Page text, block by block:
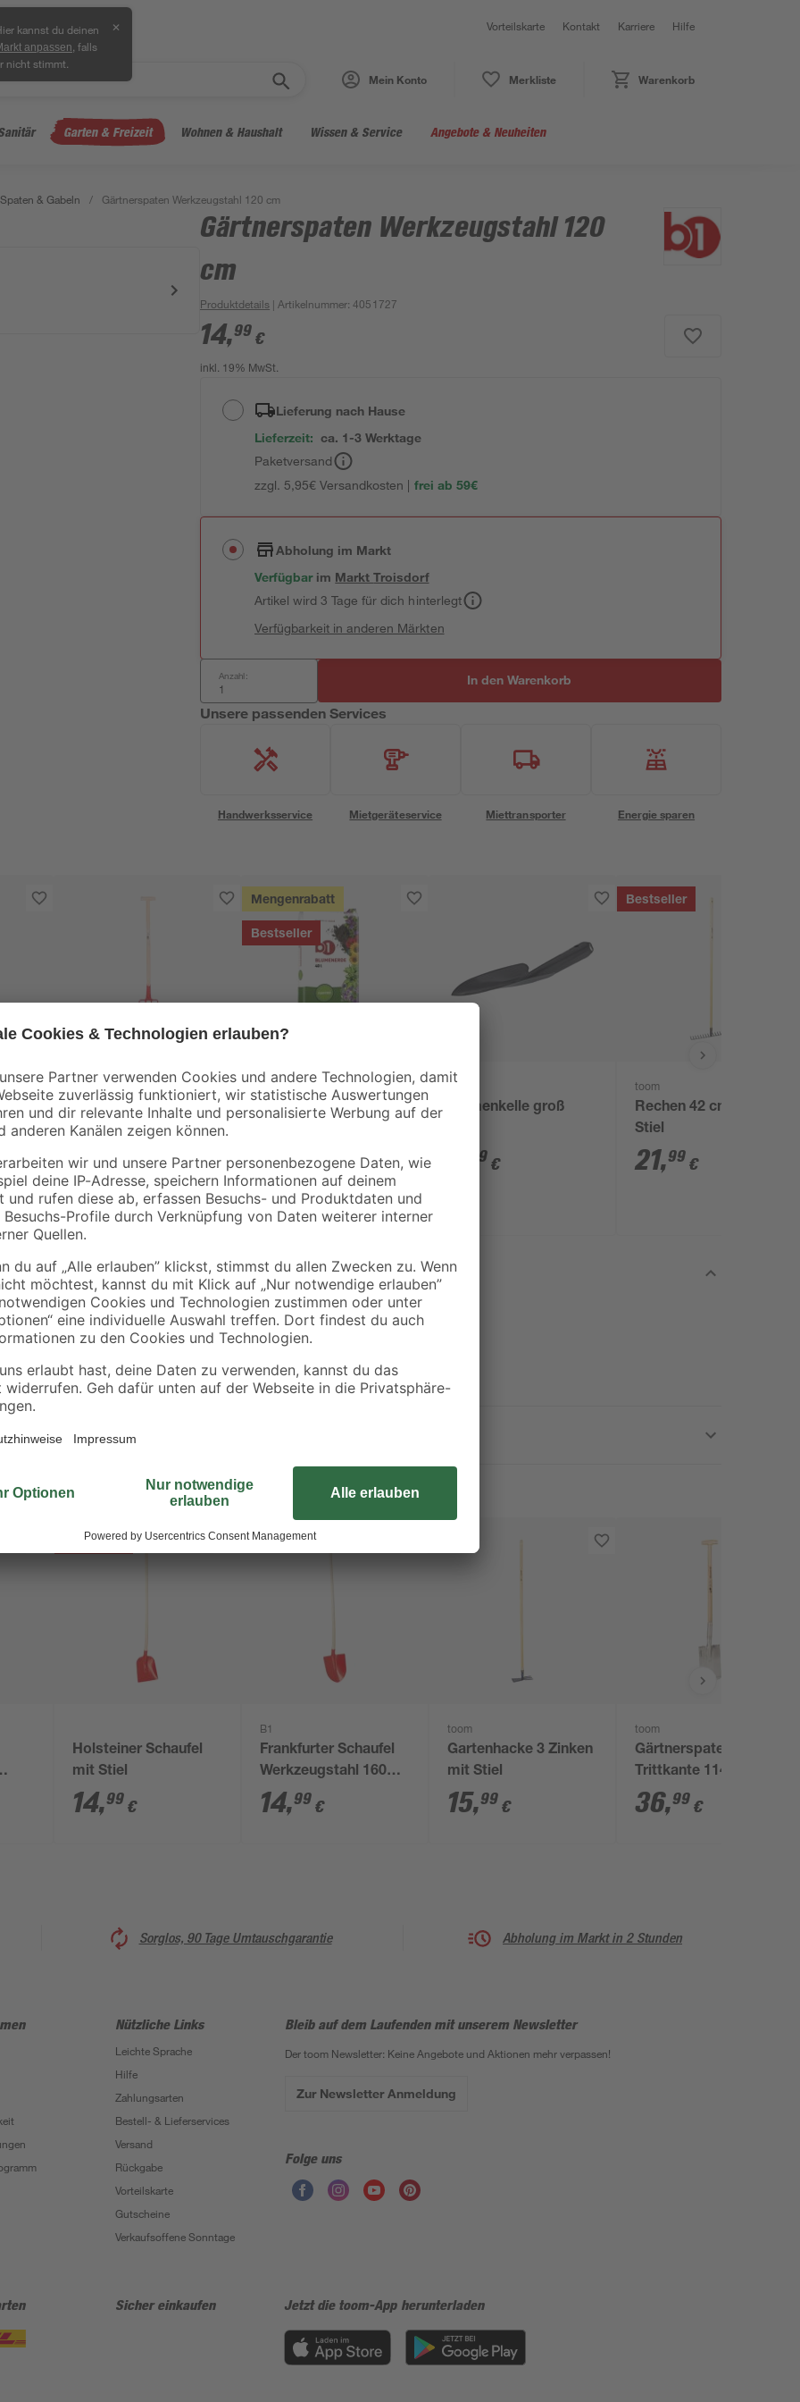
kannst du deinen
anpassen , falls
nicht stimmt.
✕ Vorteilskarte Kontakt Karriere Hilfe
Mein Konto Merkliste Warenkorb
Garten & Freizeit Wohnen & Haushalt Wissen & Service Angebote & Neuheiten
& Gabeln / Gärtnerspaten Werkzeugstahl 120 cm
Gärtnerspaten Werkzeugstahl 120
cm
Produktdetails | Artikelnummer:4051727
14,99 €
inkl. 19% MwSt.
Lieferung nach Hause
Lieferzeit: ca. 1-3 Werktage
Paketversand
zzgl. 5,95€ Versandkosten | frei ab 59€
Abholung im Markt
Verfügbar im MarktTroisdorf
Artikel wird 3 Tage für dich hinterlegt
Verfügbarkeit in anderen Märkten
Anzahl: In den Warenkorb
Unsere passenden Services
Handwerksservice Mietgeräteservice Miettransporter Energie sparen
Spatengabel 4 Zinken
Stahl
14,99€
Mengenrabatt
Bestseller
Blumenerde torffrei
3,99€
0,10 € / Liter
Blumenkelle groß
99 €
Bestseller
toom
Rechen 42 cm mit
Stiel
21,99 €
Bestseller
Holsteiner Schaufel
mit Stiel
14,99 €
B1
Frankfurter Schaufel
Werkzeugstahl 160
cm
14,99 €
toom
Gartenhacke 3 Zinken
mit Stiel
15,99 €
toom
Gärtnerspaten
Trittkante 114 cm
36,99 €
Sorglos, 90 Tage Umtauschgarantie Abholung im Markt in 2 Stunden
Nützliche Links
Leichte Sprache
Hilfe
Zahlungsarten
Bestell- & Lieferservices
Versand
Rückgabe
Vorteilskarte
Gutscheine
Verkaufsoffene Sonntage
Bleib auf dem Laufenden mit unserem Newsletter
Der toom Newsletter: Keine Angebote und Aktionen mehr verpassen!
Zur Newsletter Anmeldung
Folge uns
Sicher einkaufen Jetzt die toom-App herunterladen